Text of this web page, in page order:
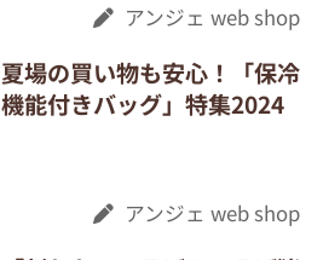
アンジェ web shop
夏場の買い物も安心！「保冷
機能付きバッグ」特集2024
アンジェ web shop